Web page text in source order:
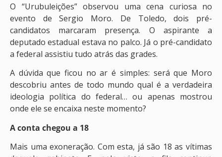
O “Urubuleições” observou uma cena curiosa no
evento de Sergio Moro. De Toledo, dois pré-
candidatos marcaram presença. O aspirante a
deputado estadual estava no palco. Já o pré-candidato
a federal assistiu tudo atrás das grades.
A dúvida que ficou no ar é simples: será que Moro
descobriu antes de todo mundo qual é a verdadeira
ideologia política do federal… ou apenas mostrou
onde ele se encaixa neste momento?
A conta chegou a 18
Mais uma exoneração. Com esta, já são 18 as vítimas